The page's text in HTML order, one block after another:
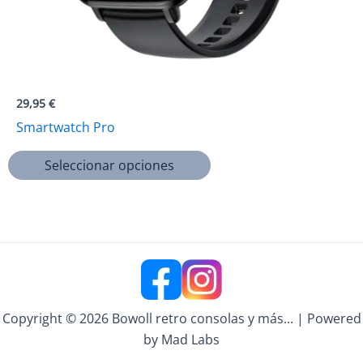
29,95 €
Smartwatch Pro
Seleccionar opciones
variantes.
Las
opciones
se
pueden
elegir
Copyright © 2026 Bowoll retro consolas y más... | Powered
by Mad Labs